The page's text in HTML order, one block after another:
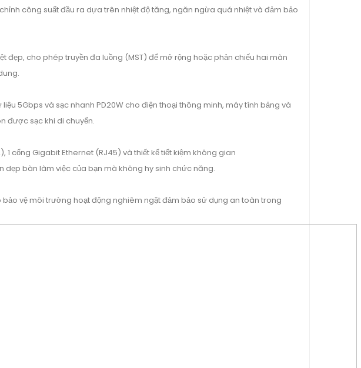
công suất đầu ra dựa trên nhiệt độ tăng, ngăn ngừa quá nhiệt và đảm bảo
đẹp, cho phép truyền đa luồng (MST) để mở rộng hoặc phản chiếu hai màn
5Gbps và sạc nhanh PD20W cho điện thoại thông minh, máy tính bảng và
được sạc khi di chuyển.
1 cổng Gigabit Ethernet (RJ45) và thiết kế tiết kiệm không gian
dẹp bàn làm việc của bạn mà không hy sinh chức năng.
bảo vệ môi trường hoạt động nghiêm ngặt đảm bảo sử dụng an toàn trong